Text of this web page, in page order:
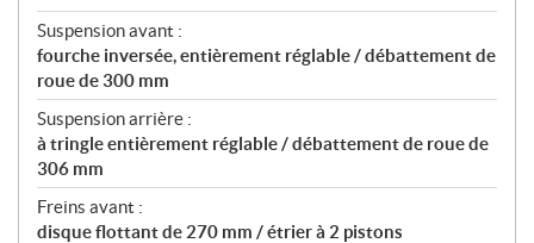
Suspension avant :
fourche inversée, entièrement réglable / débattement de
roue de 300 mm
Suspension arrière :
à tringle entièrement réglable / débattement de roue de
306 mm
Freins avant :
disque flottant de 270 mm / étrier à 2 pistons